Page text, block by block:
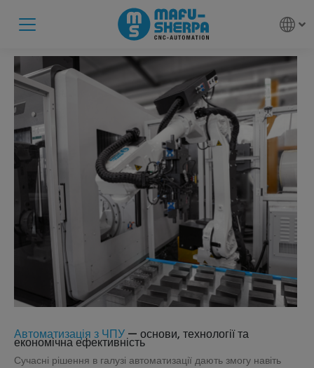
Автоматизація з ЧПУ— основи, технології та
економічна ефективність
Сучасні рішення в галузі автоматизації дають змогу навіть